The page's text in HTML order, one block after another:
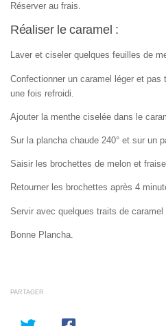
Réserver au frais.
Réaliser le caramel :
Laver et ciseler quelques feuilles de
Confectionner un caramel léger et
une fois refroidi.
Ajouter la menthe ciselée dans le
Sur la plancha chaude 240° et sur un
Saisir les brochettes de melon et
Retourner les brochettes après 4
Servir avec quelques traits de caramel
Bonne Plancha.
PARTAGER